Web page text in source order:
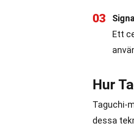
03
Ett
Hur
Taguchi-
dessa